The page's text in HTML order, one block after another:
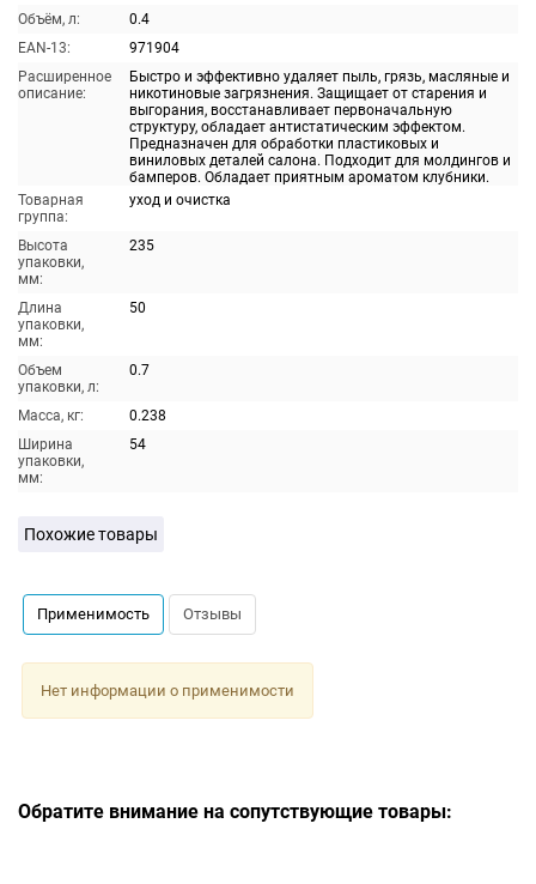
Объём, л:
0.4
EAN-13:
971904
Расширенное
описание:
Быстро и эффективно удаляет пыль, грязь, масляные и
никотиновые загрязнения. Защищает от старения и
выгорания, восстанавливает первоначальную
структуру, обладает антистатическим эффектом.
Предназначен для обработки пластиковых и
виниловых деталей салона. Подходит для молдингов и
бамперов. Обладает приятным ароматом клубники.
Товарная
группа:
уход и очистка
Высота
упаковки,
мм:
235
Длина
упаковки,
мм:
50
Объем
упаковки, л:
0.7
Масса, кг:
0.238
Ширина
упаковки,
мм:
54
Похожие товары
Применимость Отзывы
Нет информации о применимости
Обратите внимание на сопутствующие товары: